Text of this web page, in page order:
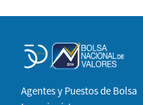
Agentes y Puestos de Bolsa